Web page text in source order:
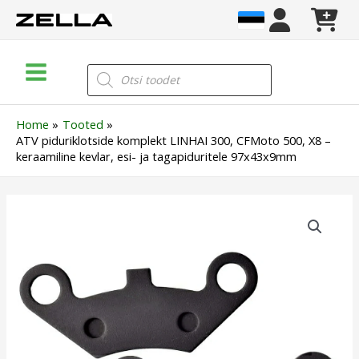
Menu
Products
search
Home
Tooted
ATV piduriklotside komplekt LINHAI 300, CFMoto 500, X8 –
keraamiline kevlar, esi- ja tagapiduritele 97x43x9mm
LINHAI
300,
CFMoto
500,